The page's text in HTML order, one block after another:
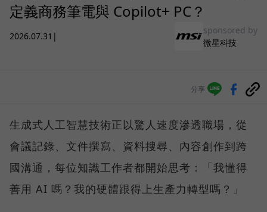
定義商務筆電與 Copilot+ PC？
2026.07.31 |
sponsored by
微星科技
分享
生成式人工智慧技術正以驚人速度滲透職場，從
會議記錄、文件撰寫、資料搜尋、內容創作到跨
國溝通，每位知識工作者都開始思考：「我懂得
善用 AI 嗎？我的硬體跟得上生產力轉型嗎？」